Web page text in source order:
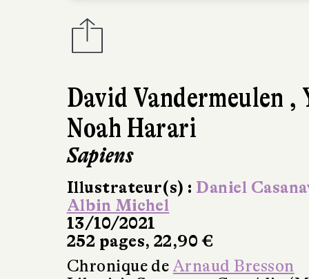
David Vandermeulen ,
Noah Harari
Sapiens
Illustrateur(s) : Daniel
Albin Michel
13/10/2021
252 pages, 22,90 €
Chronique de Arnaud Bresson